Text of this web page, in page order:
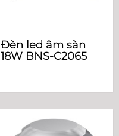
Đèn led âm sàn
18W BNS-C2065